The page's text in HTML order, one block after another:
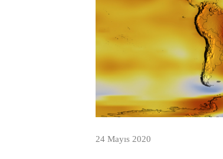
24 Mayıs 2020